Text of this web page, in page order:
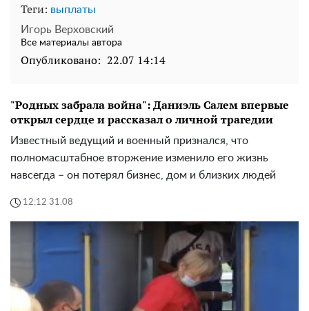
Теги: выплаты
Игорь Верховский
Все материалы автора
Опубликовано: 22.07 14:14
"Родных забрала война": Даниэль Салем впервые
открыл сердце и рассказал о личной трагедии
Известный ведущий и военный признался, что
полномасштабное вторжение изменило его жизнь
навсегда – он потерял бизнес, дом и близких людей
12:12 31.08